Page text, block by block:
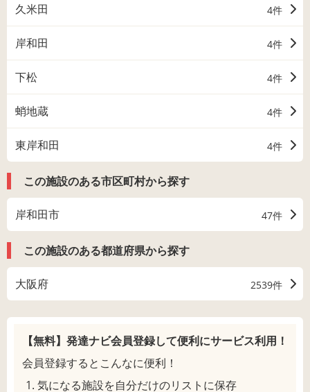
久米田 4件
岸和田 4件
下松 4件
蛸地蔵 4件
東岸和田 4件
この施設のある市区町村から探す
岸和田市 47件
この施設のある都道府県から探す
大阪府 2539件
【無料】発達ナビ会員登録して便利にサービス利用！
会員登録するとこんなに便利！
気になる施設を自分だけのリストに保存